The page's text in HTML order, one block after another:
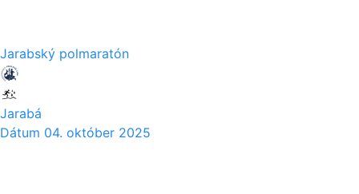
Jarabský polmaratón
Jarabá
Dátum 04. október 2025